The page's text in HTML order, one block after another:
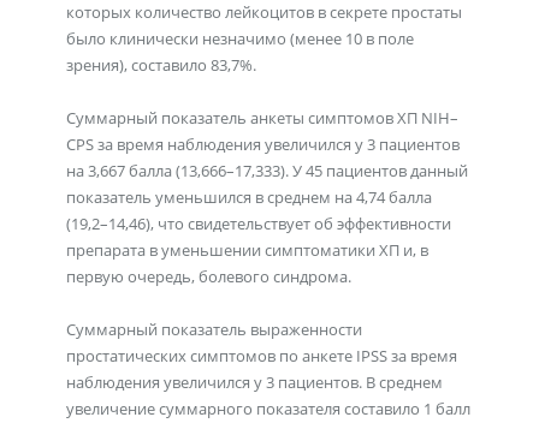
которых количество лейкоцитов в секрете простаты
было клинически незначимо (менее 10 в поле
зрения), составило 83,7%.
Суммарный показатель анкеты симптомов ХП NIH–
CPS за время наблюдения увеличился у 3 пациентов
на 3,667 балла (13,666–17,333). У 45 пациентов данный
показатель уменьшился в среднем на 4,74 балла
(19,2–14,46), что свидетельствует об эффективности
препарата в уменьшении симптоматики ХП и, в
первую очередь, болевого синдрома.
Суммарный показатель выраженности
простатических симптомов по анкете IPSS за время
наблюдения увеличился у 3 пациентов. В среднем
увеличение суммарного показателя составило 1 балл